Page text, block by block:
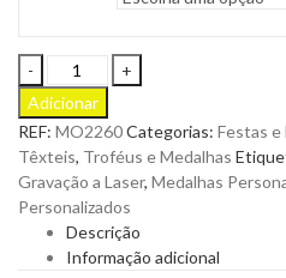
Medalha
Winner
de
Ferro
com
Fita
para
ser
Personalizada
Adicionar
REF: MO2260Categorias: Festas e
Têxteis, Troféus e Medalhas
Gravação a Laser, Medalhas
Personalizados
Descrição
Informação adicional